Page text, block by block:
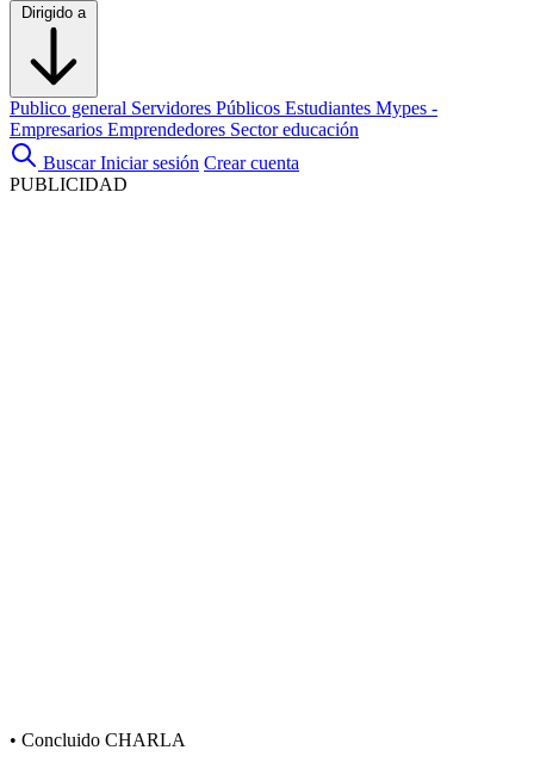
Dirigido a
Publico general Servidores Públicos Estudiantes Mypes -
Empresarios Emprendedores Sector educación
Buscar Iniciar sesión Crear cuenta
PUBLICIDAD
• Concluido CHARLA